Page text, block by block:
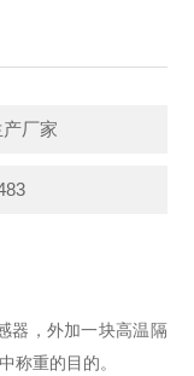
厂家
器，外加一块高温隔
称重的目的。